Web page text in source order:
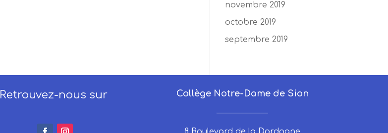
novembre 2019
octobre 2019
septembre 2019
Retrouvez-nous sur Collège Notre-Dame de Sion